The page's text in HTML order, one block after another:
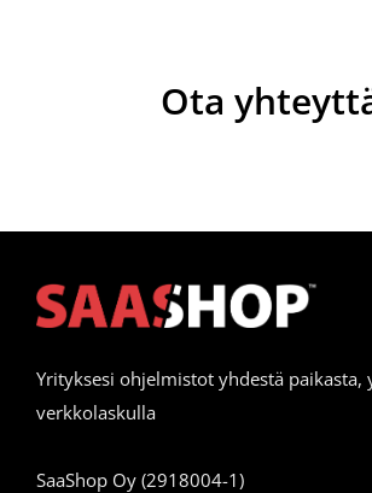
Ota
Yrityksesi ohjelmistot yhdestä paikasta,
verkkolaskulla
SaaShop Oy (2918004-1)